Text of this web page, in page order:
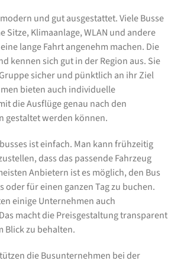
und gut ausgestattet. Viele Busse
Sitze, Klimaanlage, WLAN und andere
lange Fahrt angenehm machen. Die
kennen sich gut in der Region aus. Sie
sicher und pünktlich an ihr Ziel
bieten auch individuelle
die Ausflüge genau nach den
gestaltet werden können.
ist einfach. Man kann frühzeitig
dass das passende Fahrzeug
Anbietern ist es möglich, den Bus
oder für einen ganzen Tag zu buchen.
einige Unternehmen auch
macht die Preisgestaltung transparent
Blick zu behalten.
die Busunternehmen bei der